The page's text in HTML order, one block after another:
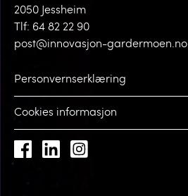
2050 Jessheim
Tlf: 64 82 22 90
post@innovasjon-gardermoen.no
Personvernserklæring
Cookies informasjon